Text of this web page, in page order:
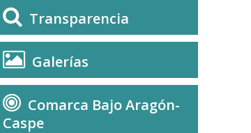
Transparencia
Galerías
Comarca Bajo Aragón-
Caspe